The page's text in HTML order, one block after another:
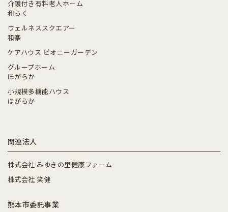
介護付き有料老人ホーム
和らく
ウェルネススクエアー
和楽
ケアハウス ピオニーガーデン
グループホーム
ほがらか
小規模多機能ハウス
ほがらか
関連法人
株式会社 みゆきの里健康ファーム
株式会社 笑健
熊本市委託事業